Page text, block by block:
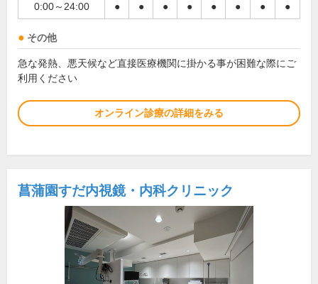
0:00～24:00 ● ● ● ● ● ● ● ●
その他
急な発熱、悪天候など直接医療機関に掛かる事が困難な際にご
利用ください
オンライン診療の詳細をみる
菖蒲園すだ内視鏡・内科クリニック